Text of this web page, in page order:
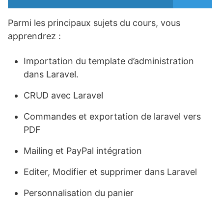
Parmi les principaux sujets du cours, vous
apprendrez :
Importation du template d’administration
dans Laravel.
CRUD avec Laravel
Commandes et exportation de laravel vers
PDF
Mailing et PayPal intégration
Editer, Modifier et supprimer dans Laravel
Personnalisation du panier